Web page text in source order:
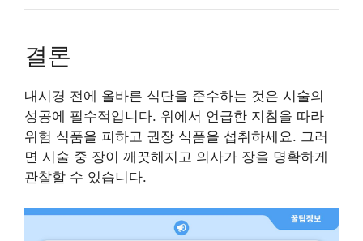
결론
내시경 전에 올바른 식단을 준수하는 것은 시술의
성공에 필수적입니다. 위에서 언급한 지침을 따라
위험 식품을 피하고 권장 식품을 섭취하세요. 그러
면 시술 중 장이 깨끗해지고 의사가 장을 명확하게
관찰할 수 있습니다.